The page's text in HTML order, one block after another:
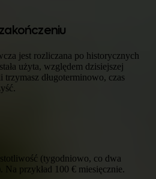
jest rozliczana po historycznych
użyta, względem dzisiejszej
trzymasz długoterminowo, czas
(tygodniowo, co dwa
Na przykład 100 € miesięcznie.